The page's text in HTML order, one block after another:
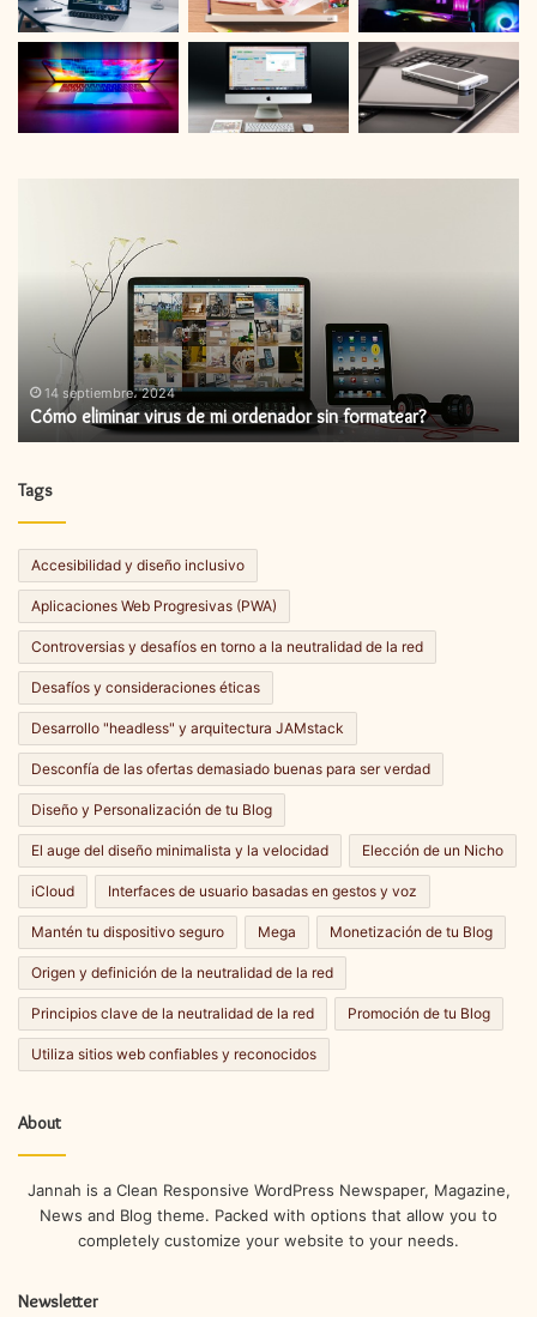
ordenador
formatear?
14 septiembre، 2024
Cómo eliminar virus de mi ordenador sin formatear?
Tags
Accesibilidad y diseño inclusivo
Aplicaciones Web Progresivas (PWA)
Controversias y desafíos en torno a la neutralidad de la red
Desafíos y consideraciones éticas
Desarrollo "headless" y arquitectura JAMstack
Desconfía de las ofertas demasiado buenas para ser verdad
Diseño y Personalización de tu Blog
El auge del diseño minimalista y la velocidad Elección de un Nicho
iCloud Interfaces de usuario basadas en gestos y voz
Mantén tu dispositivo seguro Mega Monetización de tu Blog
Origen y definición de la neutralidad de la red
Principios clave de la neutralidad de la red Promoción de tu Blog
Utiliza sitios web confiables y reconocidos
About
Jannah is a Clean Responsive WordPress Newspaper, Magazine,
News and Blog theme. Packed with options that allow you to
completely customize your website to your needs.
Newsletter